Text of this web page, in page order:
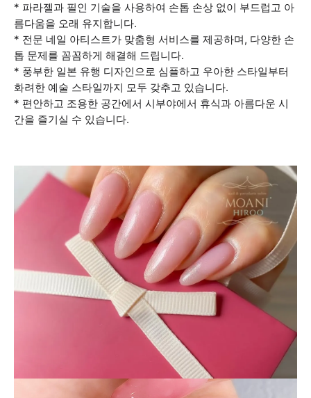
* 파라젤과 필인 기술을 사용하여 손톱 손상 없이 부드럽고 아
름다움을 오래 유지합니다.
* 전문 네일 아티스트가 맞춤형 서비스를 제공하며, 다양한 손
톱 문제를 꼼꼼하게 해결해 드립니다.
* 풍부한 일본 유행 디자인으로 심플하고 우아한 스타일부터
화려한 예술 스타일까지 모두 갖추고 있습니다.
* 편안하고 조용한 공간에서 시부야에서 휴식과 아름다운 시
간을 즐기실 수 있습니다.